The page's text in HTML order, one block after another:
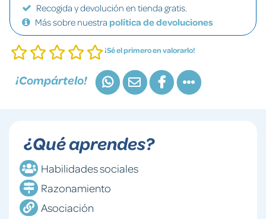
Recogida y devolución en tienda gratis.
Más sobre nuestra política de devoluciones
¡Sé el primero en valorarlo!
¡Compártelo!
¿Qué aprendes?
Habilidades sociales
Razonamiento
Asociación